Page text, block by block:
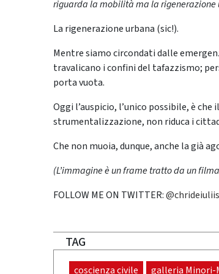
riguarda la mobilità ma la rigenerazione
La rigenerazione urbana (sic!).
Mentre siamo circondati dalle
travalicano i confini del tafazzismo;
porta vuota.
Oggi l’auspicio, l’unico possibile, è
strumentalizzazione, non riduca i
Che non muoia, dunque, anche la già
(L’immagine è un frame tratto da un
FOLLOW ME ON TWITTER:@chrideiuliis
TAG
coscienza civile galleria Minori-